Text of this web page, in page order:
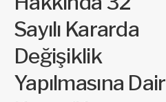
Sayılı Kararda
Değişiklik
Yapılmasına Dair